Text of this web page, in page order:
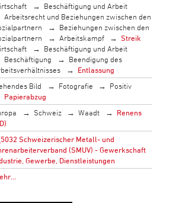
Beschäftigung und Arbeit
Arbeitsrecht und Beziehungen zwischen den
Beziehungen zwischen den
Arbeitskampf
Streik
Beschäftigung und Arbeit
Beschäftigung
Beendigung des
Entlassung
Bild Fotografie
Positiv
Papierabzug
Schweiz Waadt
Renens
Schweizerischer Metall- und
(SMUV) - Gewerkschaft
Gewerbe, Dienstleistungen